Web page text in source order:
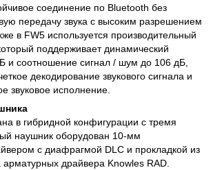
соединение по Bluetooth без
передачу звука с высоким разрешением
в FW5 используется производительный
поддерживает динамический
и соотношение сигнал / шум до 106 дБ,
декодирование звукового сигнала и
звуковое исполнение.
в гибридной конфигурации с тремя
наушник оборудован 10-мм
с диафрагмой DLC и прокладкой из
арматурных драйвера Knowles RAD.